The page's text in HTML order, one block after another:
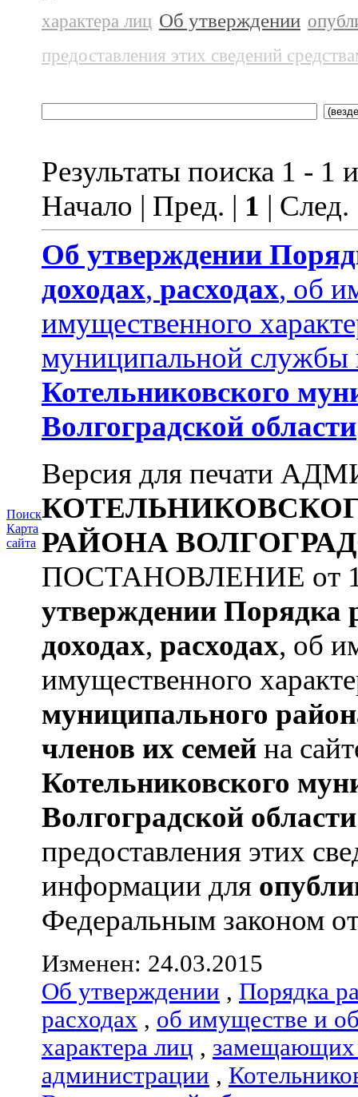
Поиск
Карта
сайта
характера лиц Об утверждении
предоставления этих сведений
Результаты поиска 1 - 1
Начало | Пред. | 1 |
Об утверждении
доходах, расходах, об
имущественного
муниципальной службы
Котельниковского
Волгоградской области
Версия для печати
РАЙОНА
ПОСТАНОВЛЕНИЕ от
утверждении Порядка
доходах, расходах, об
имущественного
муниципального
членов их семей на
Котельниковского
Волгоградской области
предоставления этих
информации для
Федеральным законом
Изменен: 24.03.2015
Об утверждении , Порядка
расходах , об имуществе и
характера лиц , замещающих
администрации ,